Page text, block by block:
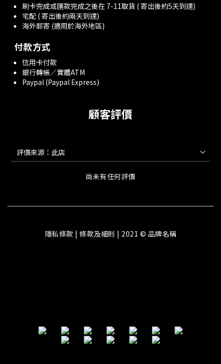
刷卡完成或匯款完成之後在 7-11取貨 ( 寄出後約5天到達)
宅配 ( 寄出後約兩天到達)
海外郵寄 (適用於海外地區)
付款方式
信用卡付款
銀行轉帳／實體ATM
Paypal (Paypal Express)
顧客評價
尚未有任何評價
隱私條款 | 條款及細則 | 2021 © 品牌名稱